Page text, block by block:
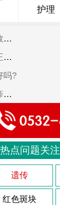
护理
青岛金肤康皮肤病医院效果好吗?
青岛金肤康皮肤病医院正规吗?
吗?
青岛金肤康医院解答湿疹怎样治疗?
青岛金肤康皮肤病医院靠谱吗?
青岛金肤康皮肤病医院可靠吗?
青岛金肤康皮肤病医院是不是正规医院?点问题关注
遗传
红色斑块